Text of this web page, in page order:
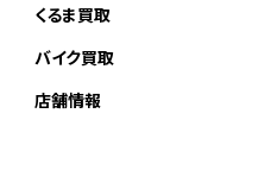
くるま買取
バイク買取
店舗情報